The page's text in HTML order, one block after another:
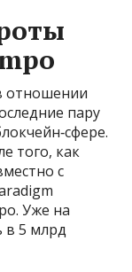
отношении
пару
того, как
с
Уже на
в 5 млрд